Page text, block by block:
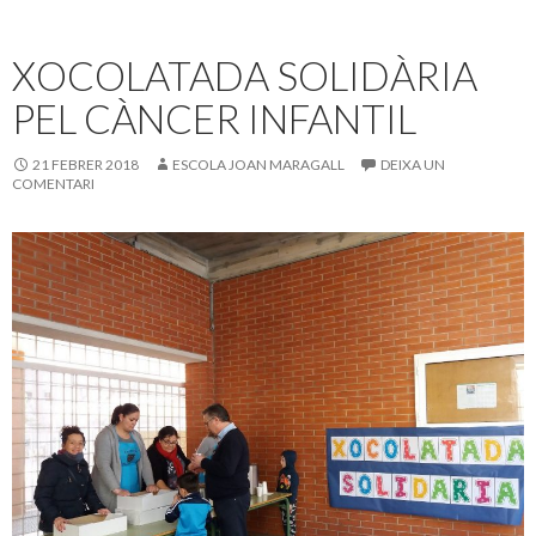
XOCOLATADA SOLIDÀRIA
PEL CÀNCER INFANTIL
21 FEBRER 2018 ESCOLA JOAN MARAGALL
DEIXA UN
COMENTARI